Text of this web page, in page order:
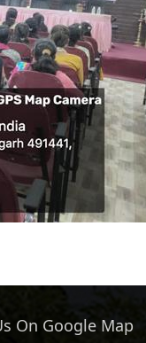
On Google Map